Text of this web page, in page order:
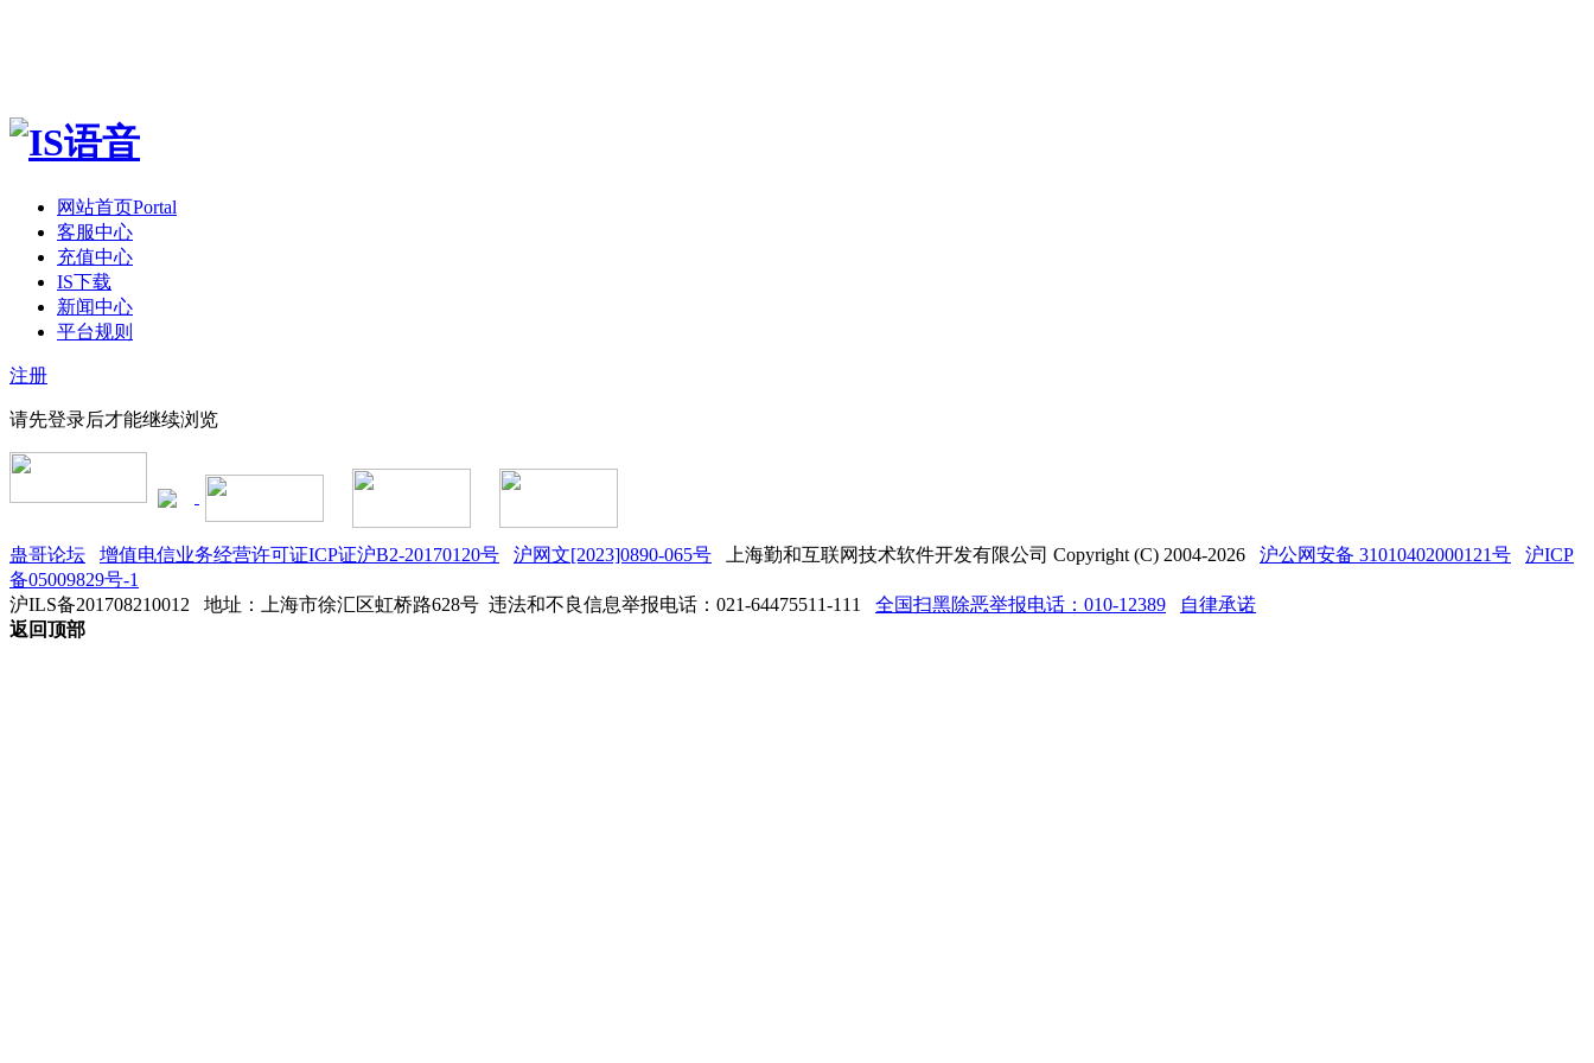
网站首页Portal
客服中心
充值中心
IS下载
新闻中心
平台规则
注册
请先登录后才能继续浏览
蛊哥论坛 增值电信业务经营许可证ICP证沪B2-20170120号 沪网文[2023]0890-065号 上海勤和互联网技术软件开发有限公司 Copyright (C) 2004-2026 沪公网安备 31010402000121号
沪ICP
备05009829号-1
沪ILS备201708210012
地址：上海市徐汇区虹桥路628号 违法和不良信息举报电话：021-64475511-111 全国扫黑除恶举报电话：010-12389
自律承诺
返回顶部